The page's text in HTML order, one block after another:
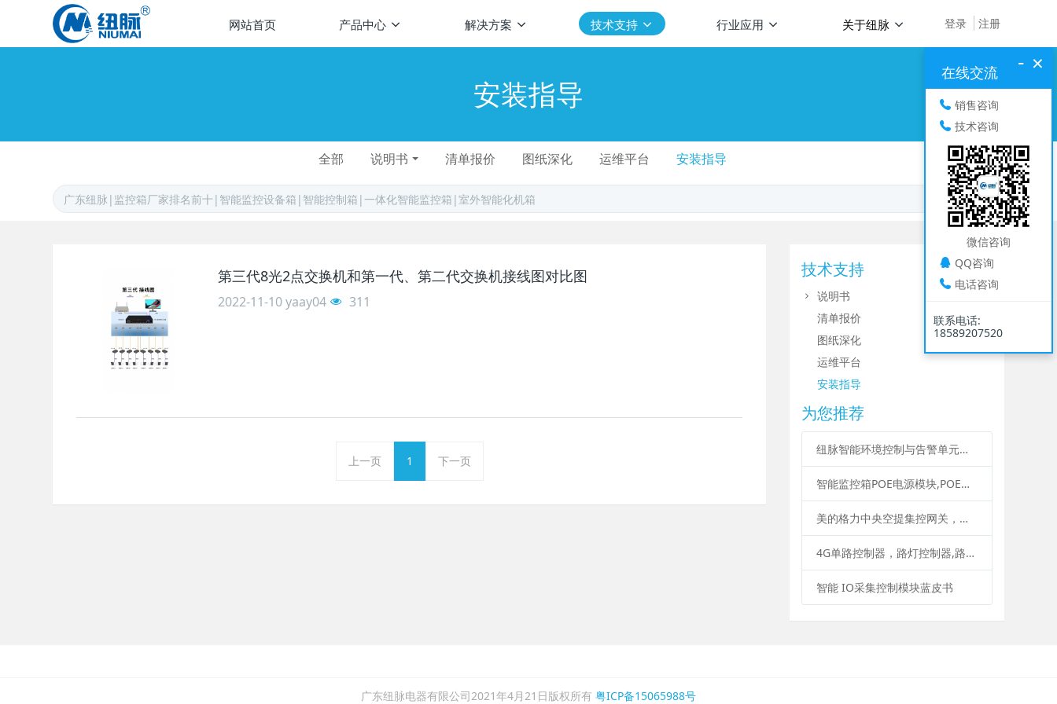
登录 注册
网站首页 产品中心 解决方案 技术支持 行业应用 关于纽脉
安装指导
全部 说明书 清单报价 图纸深化 运维平台 安装指导
第三代8光2点交换机和第一代、第二代交换机接线图对比图
2022-11-10yaay04 311
上一页 1 下一页
技术支持
说明书
清单报价
图纸深化
运维平台
安装指导
为您推荐
纽脉智能环境控制与告警单元构建智能箱柜的“神经中枢”与“智慧管家”
智能监控箱POE电源模块,POE交换机电源、大功率POE电源说明书
美的格力中央空提集控网关，多联机空调网关、中央空调网关
4G单路控制器，路灯控制器,路灯调光光控制器、照明控制
智能 IO采集控制模块蓝皮书
广东纽脉电器有限公司2021年4月21日版权所有 粤ICP备15065988号
×
-
在线交流
销售咨询
技术咨询
微信咨询
QQ咨询
电话咨询
联系电话:
18589207520